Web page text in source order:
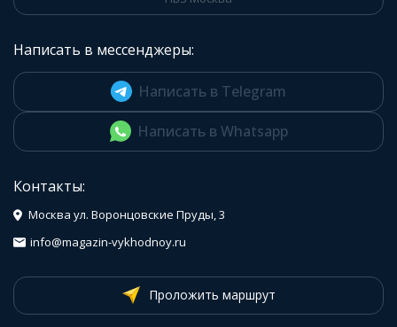
Написать в мессенджеры:
Написать в Telegram
Написать в Whatsapp
Контакты:
Москва ул. Воронцовские Пруды, 3
info@magazin-vykhodnoy.ru
Проложить маршрут